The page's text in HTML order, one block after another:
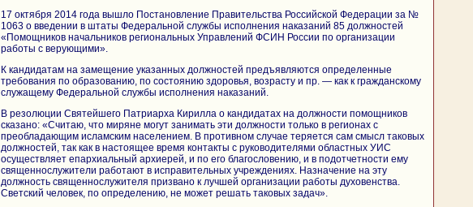
17 октября 2014 года вышло Постановление Правительства Российской Федерации за №
1063 о введении в штаты Федеральной службы исполнения наказаний 85 должностей
«Помощников начальников региональных Управлений ФСИН России по организации
работы с верующими».
К кандидатам на замещение указанных должностей предъявляются определенные
требования по образованию, по состоянию здоровья, возрасту и пр. — как к гражданскому
служащему Федеральной службы исполнения наказаний.
В резолюции Святейшего Патриарха Кирилла о кандидатах на должности помощников
сказано: «Считаю, что миряне могут занимать эти должности только в регионах с
преобладающим исламским населением. В противном случае теряется сам смысл таковых
должностей, так как в настоящее время контакты с руководителями областных УИС
осуществляет епархиальный архиерей, и по его благословению, и в подотчетности ему
священнослужители работают в исправительных учреждениях. Назначение на эту
должность священнослужителя призвано к лучшей организации работы духовенства.
Светский человек, по определению, не может решать таковых задач».